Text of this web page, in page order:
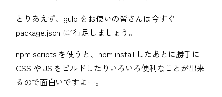
とりあえず、gulp をお使いの皆さんは今すぐ
package.json に1行足しましょう。
npm scripts を使うと、npm install したあとに勝手に
CSS や JS をビルドしたりいろいろ便利なことが出来
るので面白いですよー。